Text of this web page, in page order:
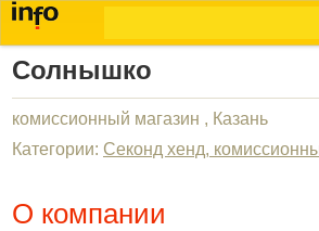
Солнышко
комиссионный магазин , Казань
Категории: Секонд хенд,
О компании